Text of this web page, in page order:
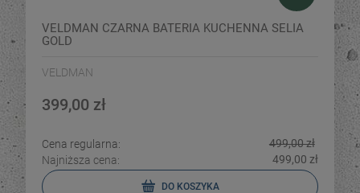
VELDMAN CZARNA BATERIA KUCHENNA SELIA
GOLD
VELDMAN
399,00 zł
Cena regularna:
499,00 zł
Najniższa cena:
499,00 zł
DO KOSZYKA